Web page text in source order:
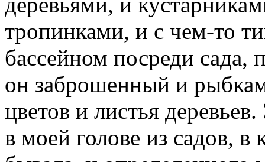
тропинками, и с чем-то
бассейном посреди
он заброшенный и
цветов и листья
в моей голове из садов, в